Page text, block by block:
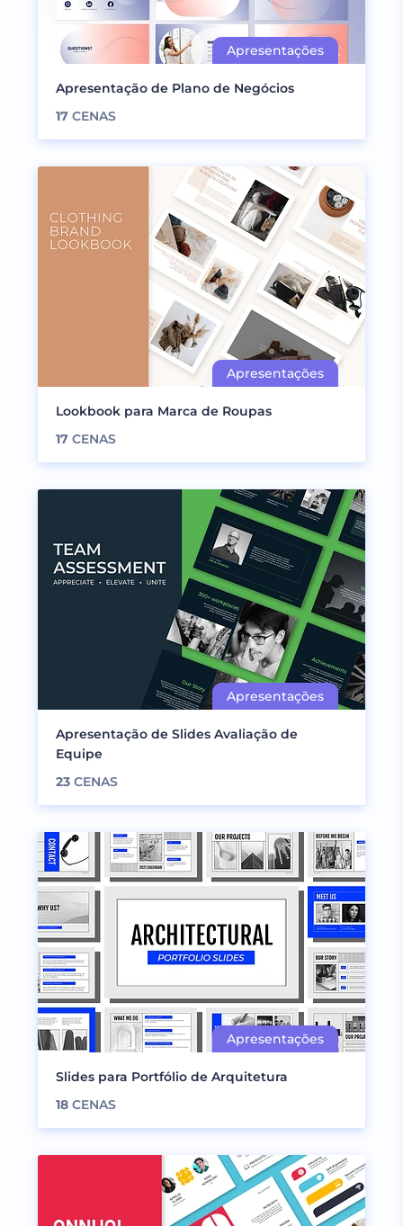
Apresentação de Plano de Negócios
17 CENAS
Lookbook para Marca de Roupas
17 CENAS
Apresentação de Slides Avaliação de
Equipe
23 CENAS
Slides para Portfólio de Arquitetura
18 CENAS